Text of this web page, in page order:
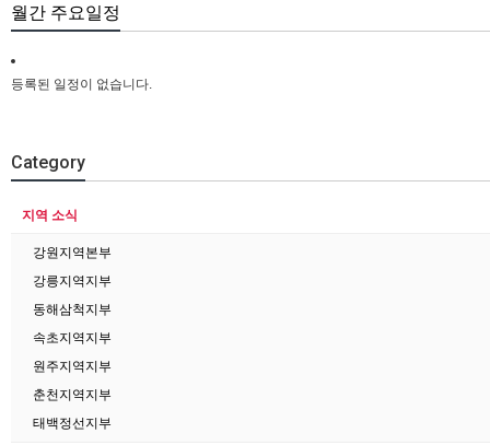
월간 주요일정
등록된 일정이 없습니다.
Category
지역 소식
강원지역본부
강릉지역지부
동해삼척지부
속초지역지부
원주지역지부
춘천지역지부
태백정선지부